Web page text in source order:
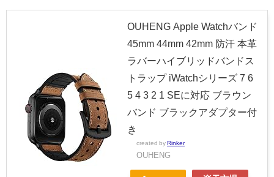
OUHENG Apple Watchバンド
45mm 44mm 42mm 防汗 本革
ラバーハイブリッドバンドス
トラップ iWatchシリーズ 7 6
5 4 3 2 1 SEに対応 ブラウン
バンド ブラックアダプター付
き
created by Rinker
OUHENG